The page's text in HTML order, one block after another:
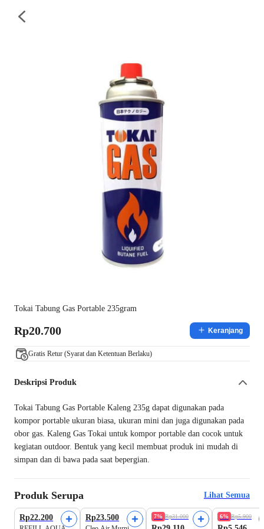
Tokai Tabung Gas Portable 235gram
Rp20.700 Keranjang
Gratis Retur (Syarat dan Ketentuan Berlaku)
Deskripsi Produk
Tokai Tabung Gas Portable Kaleng 235g dapat digunakan pada
kompor portable ukuran biasa, ukuran mini dan juga digunakan pada
obor gas. Kaleng Gas Tokai untuk kompor portable dan cocok untuk
kegiatan outdoor. Bentuk yang kecil membuat produk ini mudah di
simpan dan di bawa pada saat bepergian.
Produk Serupa Lihat Semua
Rp22.200 Rp23.500 7% Rp31.000 6% Rp5.900